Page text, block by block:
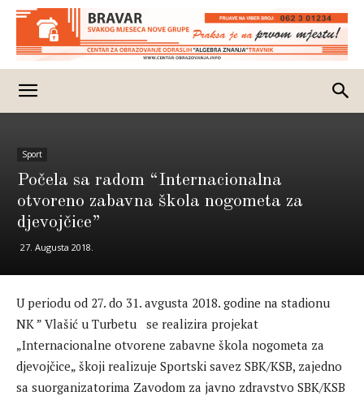
Sport
Počela sa radom “Internacionalna
otvoreno zabavna škola nogometa za
djevojčice”
27. Augusta 2018.
U periodu od 27. do 31. avgusta 2018. godine na stadionu
NK ” Vlašić u Turbetu se realizira projekat
„Internacionalne otvorene zabavne škola nogometa za
djevojčice„ škoji realizuje Sportski savez SBK/KSB, zajedno
sa suorganizatorima Zavodom za javno zdravstvo SBK/KSB